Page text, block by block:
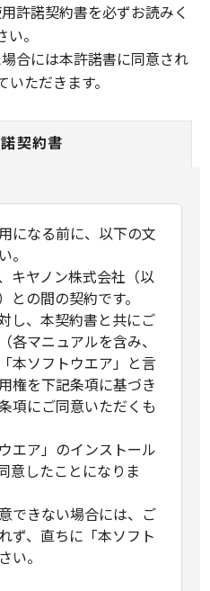
許諾契約書を必ずお読みく
い。
合には本許諾書に同意され
ただきます。
契約書
になる前に、以下の文
。
キヤノン株式会社（以
の間の契約です。
し、本契約書と共にご
各マニュアルを含み、
本ソフトウエア」と言
権を下記条項に基づき
項にご同意いただくも
エア」のインストール
意したことになりま
できない場合には、ご
ず、直ちに「本ソフト
い。